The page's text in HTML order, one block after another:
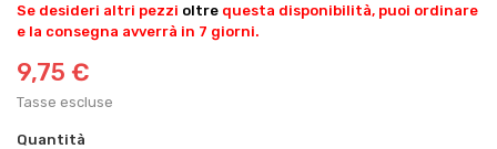
Se desideri altri pezzi oltre questa disponibilità, puoi ordinare
e la consegna avverrà in 7 giorni.
9,75 €
Tasse escluse
Quantità